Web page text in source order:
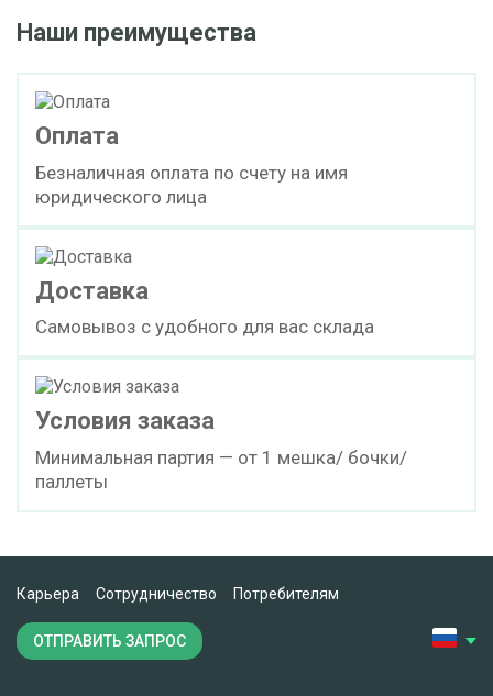
Наши преимущества
Оплата
Безналичная оплата по счету на имя
юридического лица
Доставка
Самовывоз с удобного для вас склада
Условия заказа
Минимальная партия — от 1 мешка/ бочки/
паллеты
Карьера Сотрудничество Потребителям
ОТПРАВИТЬ ЗАПРОС